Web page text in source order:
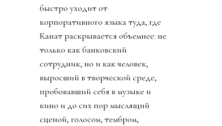
быстро уходит от
корпоративного языка туда, где
Канат раскрывается объемнее: не
только как банковский
сотрудник, но и как человек,
выросший в творческой среде,
пробовавший себя в музыке и
кино и до сих пор мыслящий
сценой, голосом, тембром,